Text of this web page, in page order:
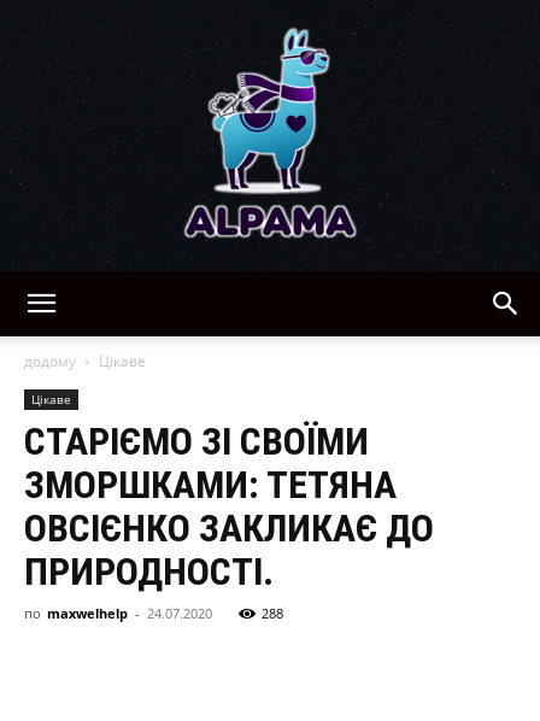
рецепти,
здоровя,
додому Цікаве
Цікаве
СТАРІЄМО ЗІ СВОЇМИ
ЗМОРШКАМИ: ТЕТЯНА
ОВСІЄНКО ЗАКЛИКАЄ ДО
ПРИРОДНОСТІ.
по maxwelhelp - 24.07.2020 288